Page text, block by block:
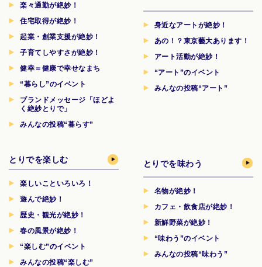
楽々通勤が絶妙！
住宅取得が絶妙！
起業・創業支援が絶妙！
子育てしやすさが絶妙！
健幸＝健康で幸せなまち
“暮らし”のイベント
ブランドメッセージ「ほどよ
く絶妙とりで」
みんなの投稿“暮らす”
身近なアートが絶妙！
あの！？東京藝大あります！
アート活動が絶妙！
“アート”のイベント
みんなの投稿“アート”
とりでを楽しむ
楽しいこといろいろ！
遊んで絶妙！
歴史・観光が絶妙！
春の風景が絶妙！
“楽しむ”のイベント
みんなの投稿“楽しむ”
とりでを味わう
名物が絶妙！
カフェ・飲食店が絶妙！
新鮮野菜が絶妙！
“味わう”のイベント
みんなの投稿“味わう”